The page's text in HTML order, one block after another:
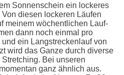
Sonnenschein ein lockeres
diesen lockeren Läufen
meinem wöchentlichen Lauf-
dann noch einmal pro
ein Langstreckenlauf von
wird das Ganze durch diverse
Bei unseren
ganz ähnlich aus.